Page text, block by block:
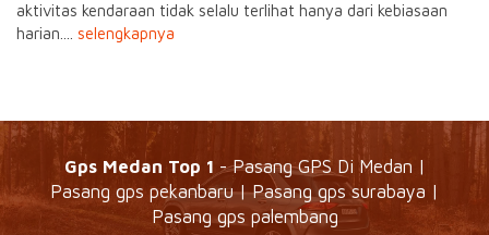
aktivitas kendaraan tidak selalu terlihat hanya dari kebiasaan
harian.... selengkapnya
Gps Medan Top 1 - Pasang GPS Di Medan |
Pasang gps pekanbaru | Pasang gps surabaya |
Pasang gps palembang